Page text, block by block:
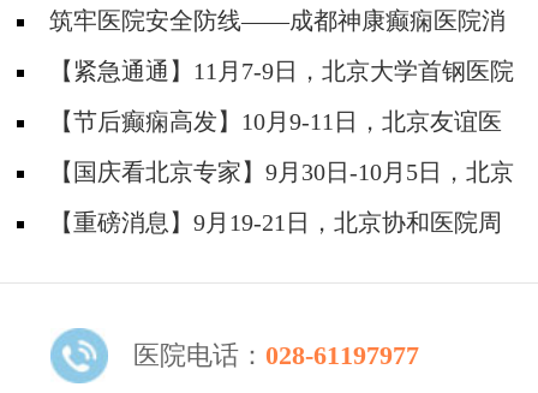
筑牢医院安全防线——成都神康癫痫医院消
防安全培训纪实
【紧急通通】11月7-9日，北京大学首钢医院
神经内科胡颖教授亲临成都会诊，破解癫痫疑难
【节后癫痫高发】10月9-11日，北京友谊医
院陈葵博士免费会诊+治疗援助，破解癫痫难
题！
【国庆看北京专家】9月30日-10月5日，北京
天坛&首钢医院两大专家蓉城亲诊+癫痫大额救
【重磅消息】9月19-21日，北京协和医院周
医院电话： 028-61197977